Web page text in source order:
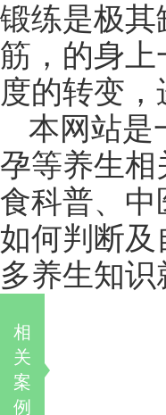
锻练是极其
筋，的身
度的转变
本网站是
孕等养生
食科普、
如何判断
多养生知
相
关
案
例